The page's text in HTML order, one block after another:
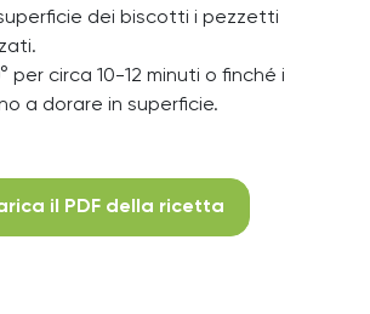
dei biscotti i pezzetti
per circa 10-12 minuti o finché i
a dorare in superficie.
il PDF della ricetta